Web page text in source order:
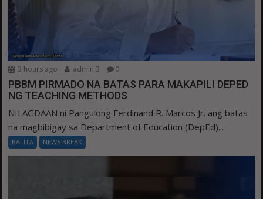
3 hours ago admin 3 0
PBBM PIRMADO NA BATAS PARA MAKAPILI DEPED
NG TEACHING METHODS
NILAGDAAN ni Pangulong Ferdinand R. Marcos Jr. ang batas
na magbibigay sa Department of Education (DepEd)...
BALITA NEWS BREAK